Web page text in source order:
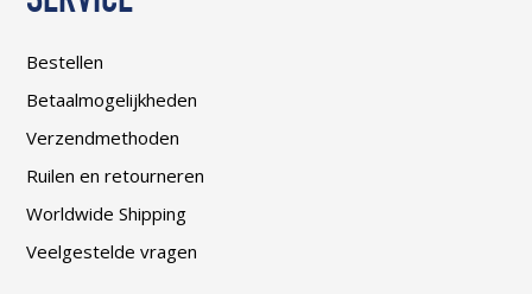
Bestellen
Betaalmogelijkheden
Verzendmethoden
Ruilen en retourneren
Worldwide Shipping
Veelgestelde vragen